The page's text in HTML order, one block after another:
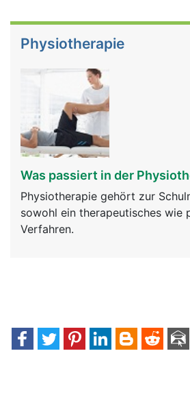
Physiotherapie
Was passiert in der
Physiotherapie gehört zur
sowohl ein therapeutisches wie
Verfahren.